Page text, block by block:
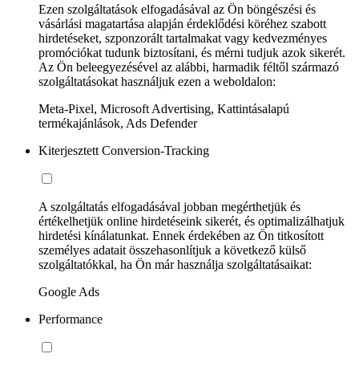
Ezen szolgáltatások elfogadásával az Ön böngészési és
vásárlási magatartása alapján érdeklődési köréhez szabott
hirdetéseket, szponzorált tartalmakat vagy kedvezményes
promóciókat tudunk biztosítani, és mérni tudjuk azok sikerét.
Az Ön beleegyezésével az alábbi, harmadik féltől származó
szolgáltatásokat használjuk ezen a weboldalon:
Meta-Pixel, Microsoft Advertising, Kattintásalapú
termékajánlások, Ads Defender
Kiterjesztett Conversion-Tracking
A szolgáltatás elfogadásával jobban megérthetjük és
értékelhetjük online hirdetéseink sikerét, és optimalizálhatjuk
hirdetési kínálatunkat. Ennek érdekében az Ön titkosított
személyes adatait összehasonlítjuk a következő külső
szolgáltatókkal, ha Ön már használja szolgáltatásaikat:
Google Ads
Performance